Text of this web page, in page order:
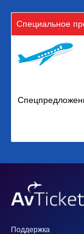
Специальное
Поддержка